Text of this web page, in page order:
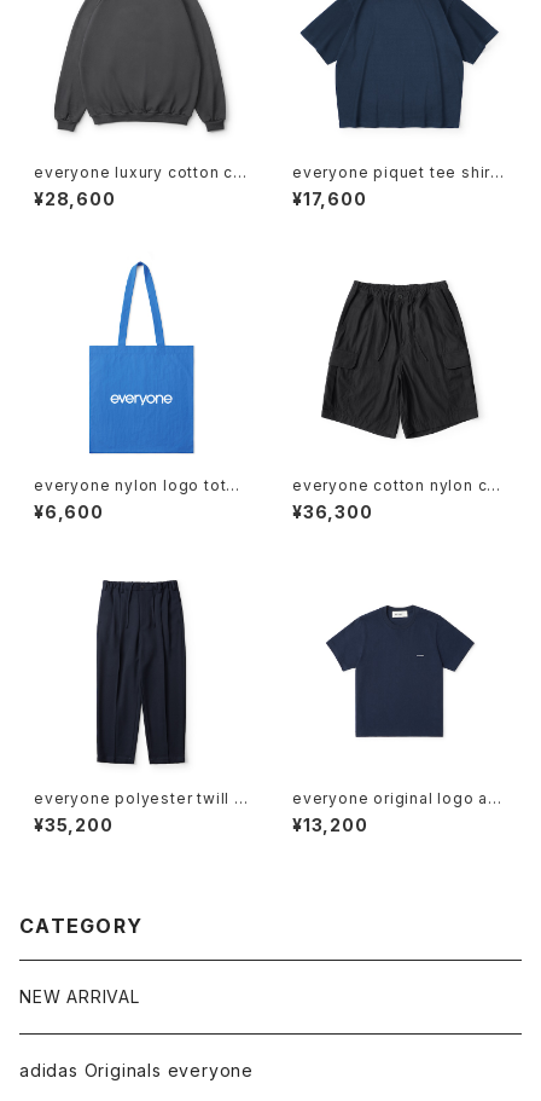
everyone luxury cotton cr
ew neck sweatshirt (CHAR
COAL)
¥28,600
everyone piquet tee shirt
(NAVY)
¥17,600
everyone nylon logo tote
bag (BLUE)
¥6,600
everyone cotton nylon car
go shorts (BLACK)
¥36,300
everyone polyester twill c
hef pants (NAVY)
¥35,200
everyone original logo am
erican cotton tee petit (NA
VY)
¥13,200
CATEGORY
NEW ARRIVAL
adidas Originals everyone